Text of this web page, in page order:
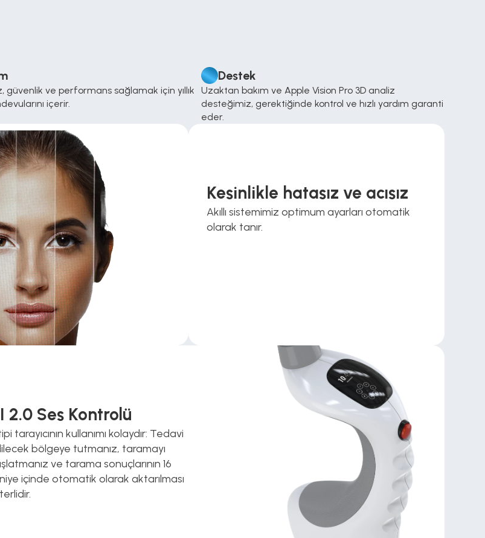
güvenlik ve performans sağlamak için yıllık
içerir.
Destek
Uzaktan bakım ve Apple Vision Pro 3D analiz
desteğimiz, gerektiğinde kontrol ve hızlı yardım garanti
eder.
Kesinlikle hatasız ve acısız
Akıllı sistemimiz optimum ayarları otomatik
olarak tanır.
2.0 Ses Kontrolü
tarayıcının kullanımı kolaydır: Tedavi
bölgeye tutmanız, taramayı
ve tarama sonuçlarının 16
içinde otomatik olarak aktarılması